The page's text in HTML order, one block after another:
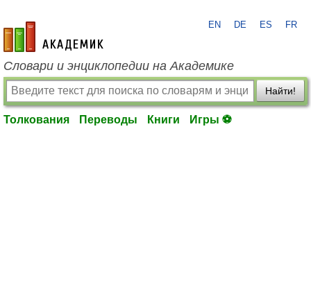
academic.ru
EN DE ES FR
Словари и энциклопедии на Академике
Найти!
Толкования Переводы Книги Игры ⚽